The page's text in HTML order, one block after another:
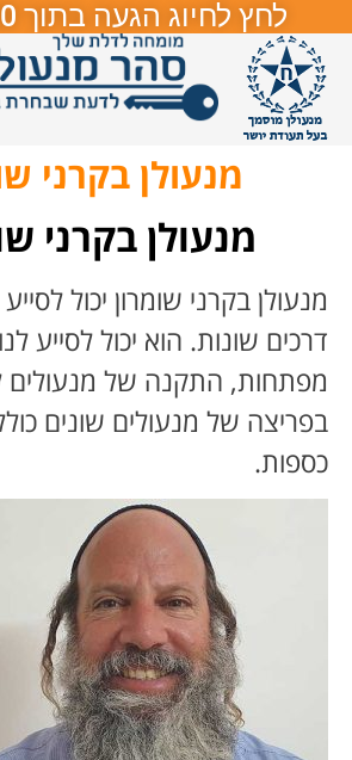
לחץ לחיוג הגעה בתוך 20 דקות
מנעולן בקרני
מנעולן בקרני
מנעולן בקרני שומרון יכול לסייע
דרכים שונות. הוא יכול לסייע
מפתחות, התקנה של מנעולים
בפריצה של מנעולים שונים
כספות.